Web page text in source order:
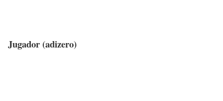
Jugador (adizero)